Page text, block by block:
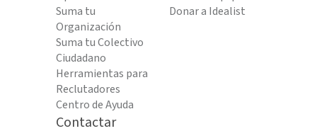
Suma tu
Organización
Suma tu Colectivo
Ciudadano
Herramientas para
Reclutadores
Centro de Ayuda
Donar a Idealist
Contactar